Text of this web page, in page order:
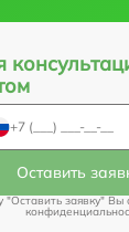
Оставить
"Оставить заявку" Вы